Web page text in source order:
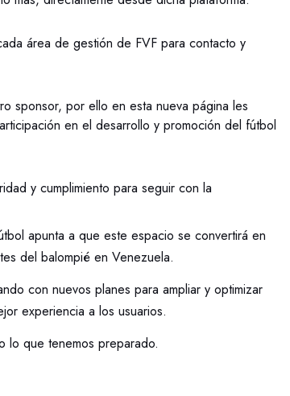
área de gestión de FVF para contacto y
sponsor, por ello en esta nueva página les
en el desarrollo y promoción del fútbol
y cumplimiento para seguir con la
apunta a que este espacio se convertirá en
del balompié en Venezuela.
con nuevos planes para ampliar y optimizar
experiencia a los usuarios.
lo que tenemos preparado.